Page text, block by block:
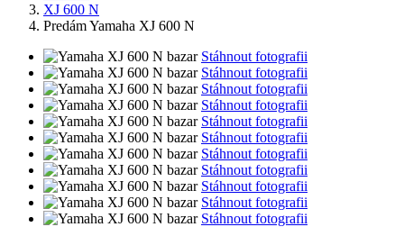
XJ 600 N
Predám Yamaha XJ 600 N
Stáhnout fotografii
Stáhnout fotografii
Stáhnout fotografii
Stáhnout fotografii
Stáhnout fotografii
Stáhnout fotografii
Stáhnout fotografii
Stáhnout fotografii
Stáhnout fotografii
Stáhnout fotografii
Stáhnout fotografii